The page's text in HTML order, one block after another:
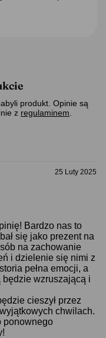
produkt. Opinie są
z regulaminem
25 Luty 2025
Bardzo nas to
się jako prezent na
na zachowanie
i dzielenie się nimi z
pełna emocji, a
wzruszającą i
cieszył przez
chwilach.
ponownego